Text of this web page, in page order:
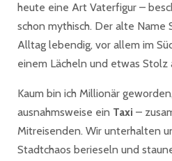
heute eine Art Vaterfigur –
schon mythisch. Der alte Name
Alltag lebendig, vor allem im
einem Lächeln und etwas Stolz
Kaum bin ich Millionär
ausnahmsweise ein Taxi –
Mitreisenden. Wir unterhalten
Stadtchaos berieseln und